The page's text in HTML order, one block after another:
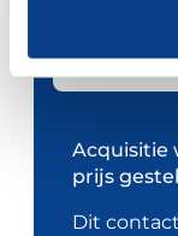
Acquisitie
prijs
Dit